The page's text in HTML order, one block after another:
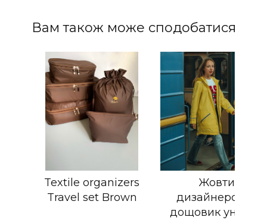
Вам також може сподобатися
Textile organizers
Travel set Brown
Жовтий
дизайнерський
дощовик унісекс